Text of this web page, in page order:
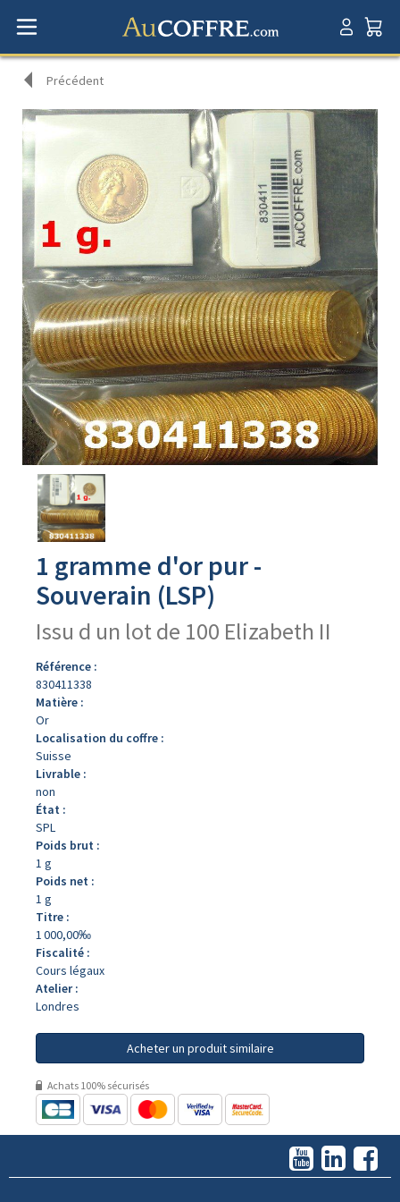
Précédent
Avers
produit
1 gramme d'or pur -
Souverain (LSP)
Issu d un lot de 100 Elizabeth II
Référence :
830411338
Matière :
Or
Localisation du coffre :
Suisse
Livrable :
non
État :
SPL
Poids brut :
1 g
Poids net :
1 g
Titre :
1 000,00‰
Fiscalité :
Cours légaux
Atelier :
Londres
Acheter un produit similaire
Achats 100% sécurisés